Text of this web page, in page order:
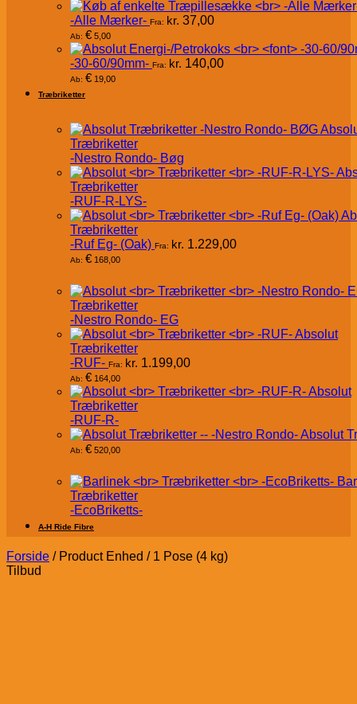
-Alle Mærker- Fra: kr. 37,00
Ab: € 5,00
-30-60/90mm- Fra: kr. 140,00
Ab: € 19,00
Træbriketter
Træbriketter
-Nestro Rondo- Bøg
Træbriketter
-RUF-R-LYS-
Træbriketter
-Ruf Eg- (Oak) Fra: kr. 1.229,00
Ab: € 168,00
Træbriketter
-Nestro Rondo- EG
Absolut
Træbriketter
-RUF- Fra: kr. 1.199,00
Ab: € 164,00
Absolut
Træbriketter
-RUF-R-
Absolut
Ab: € 520,00
Træbriketter
-EcoBriketts-
A-H Ride Fibre
Forside /Product Enhed /1 Pose (4 kg)
Tilbud